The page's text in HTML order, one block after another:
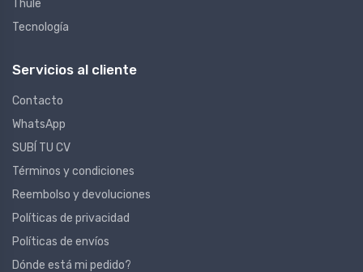
Thule
Tecnología
Servicios al cliente
Contacto
WhatsApp
SUBÍ TU CV
Términos y condiciones
Reembolso y devoluciones
Políticas de privacidad
Políticas de envíos
Dónde está mi pedido?